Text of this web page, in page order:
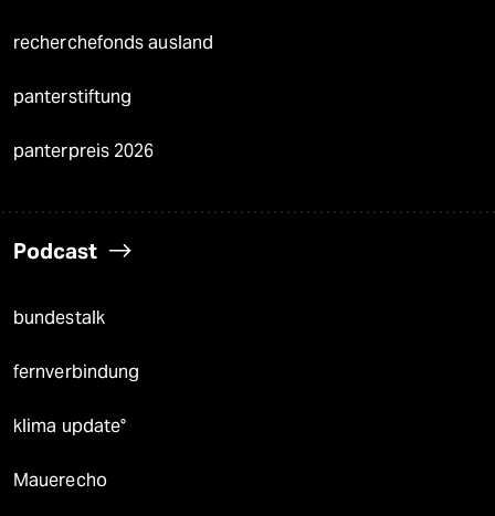
recherchefonds ausland
panterstiftung
panterpreis 2026
Podcast
bundestalk
fernverbindung
klima update°
Mauerecho